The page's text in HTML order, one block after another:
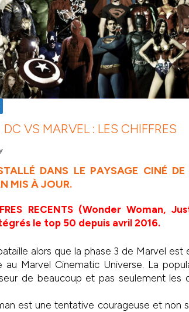
DC VS MARVEL : LES CHIFFRES
DANS LE PAYSAGE CINÉ DE
MIS À JOUR.
RECENTS (Wonder Woman,
le top 50 depuis avril 2016.
alors que la phase 3 de Marvel est
au Marvel Cinematic Universe. La
de beaucoup et pas seulement les
est une tentative courageuse et non